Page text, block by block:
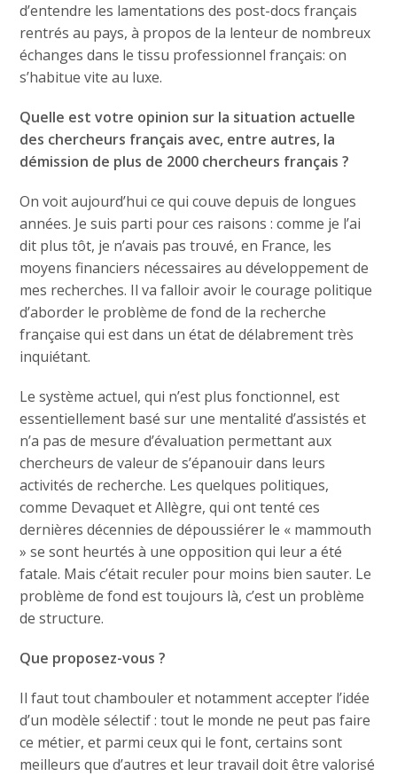
d’entendre les lamentations des post-docs français
rentrés au pays, à propos de la lenteur de nombreux
échanges dans le tissu professionnel français: on
s’habitue vite au luxe.
Quelle est votre opinion sur la situation actuelle
des chercheurs français avec, entre autres, la
démission de plus de 2000 chercheurs français ?
On voit aujourd’hui ce qui couve depuis de longues
années. Je suis parti pour ces raisons : comme je l’ai
dit plus tôt, je n’avais pas trouvé, en France, les
moyens financiers nécessaires au développement de
mes recherches. Il va falloir avoir le courage politique
d’aborder le problème de fond de la recherche
française qui est dans un état de délabrement très
inquiétant.
Le système actuel, qui n’est plus fonctionnel, est
essentiellement basé sur une mentalité d’assistés et
n’a pas de mesure d’évaluation permettant aux
chercheurs de valeur de s’épanouir dans leurs
activités de recherche. Les quelques politiques,
comme Devaquet et Allègre, qui ont tenté ces
dernières décennies de dépoussiérer le « mammouth
» se sont heurtés à une opposition qui leur a été
fatale. Mais c’était reculer pour moins bien sauter. Le
problème de fond est toujours là, c’est un problème
de structure.
Que proposez-vous ?
Il faut tout chambouler et notamment accepter l’idée
d’un modèle sélectif : tout le monde ne peut pas faire
ce métier, et parmi ceux qui le font, certains sont
meilleurs que d’autres et leur travail doit être valorisé